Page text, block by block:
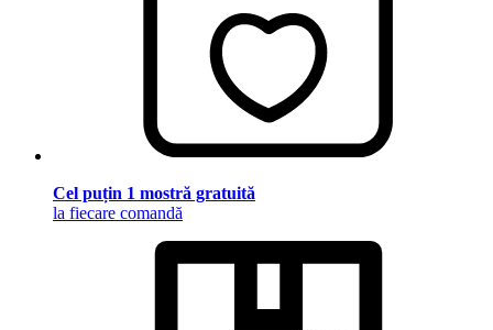
Cel puțin 1 mostră gratuită
la fiecare comandă